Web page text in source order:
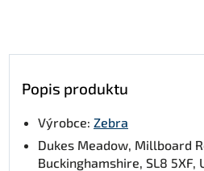
Popis produktu
Výrobce: Zebra
Dukes Meadow, Millboard
Buckinghamshire, SL8 5XF,